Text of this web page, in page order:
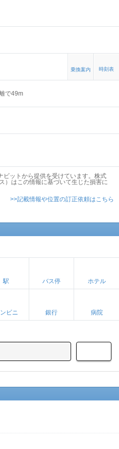
乗換案内 時刻表
で49m
ットから提供を受けています。株式
）はこの情報に基づいて生じた損害に
>>記載情報や位置の訂正依頼はこちら
駅 バス停 ホテル
ビニ 銀行 病院